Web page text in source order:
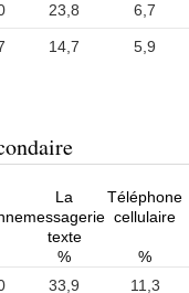
23,8 6,7
14,7 5,9
La
messagerie
texte
Téléphone
cellulaire
% %
33,9 11,3